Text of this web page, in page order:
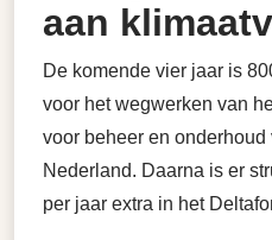
aan
De komende vier jaar is
voor het wegwerken van
voor beheer en
Nederland. Daarna is er
per jaar extra in het